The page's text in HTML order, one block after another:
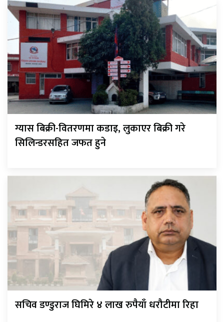
ग्यास बिक्री-वितरणमा कडाइ, लुकाएर बिक्री गरे
सिलिन्डरसहित जफत हुने
सचिव डण्डुराज घिमिरे ४ लाख रुपैयाँ धरौटीमा रिहा